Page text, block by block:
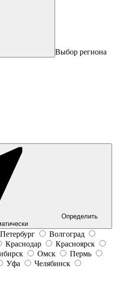
Выбор региона
Определить
Волгоград
Краснодар
Красноярск
Омск
Пермь
Уфа Челябинск